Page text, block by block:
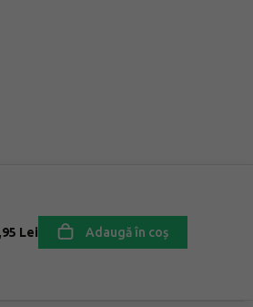
Lei Adaugă în coș